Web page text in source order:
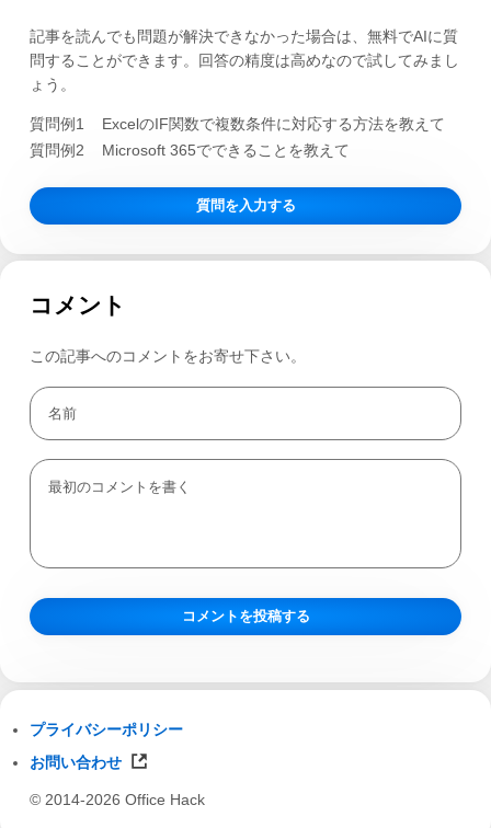
記事を読んでも問題が解決できなかった場合は、無料でAIに質
問することができます。回答の精度は高めなので試してみまし
ょう。
質問例1
ExcelのIF関数で複数条件に対応する方法を教えて
質問例2
Microsoft 365でできることを教えて
質問を入力する
コメント
この記事へのコメントをお寄せ下さい。
プライバシーポリシー
お問い合わせ
© 2014-2026 Office Hack